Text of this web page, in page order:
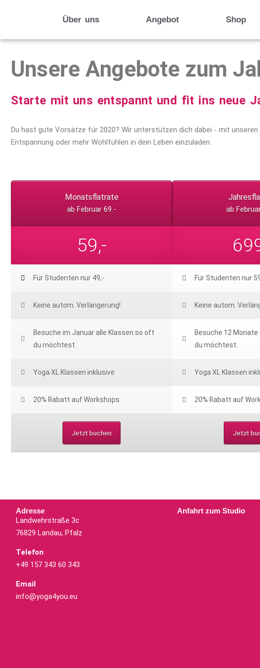
Über uns Angebot Shop
Unsere Angebote zum
Starte mit uns entspannt und fit ins neue
Du hast gute Vorsätze für 2020? Wir unterstützen dich dabei - mit
Entspannung oder mehr Wohlfühlen in dein Leben einzuladen.
Monatsflatrate
ab Februar 69.-
59,-
Für Studenten nur 49,-
Keine autom. Verlängerung!
Besuche im Januar alle Klassen so oft
du möchtest.
Yoga XL Klassen inklusive
20% Rabatt auf Workshops
Jetzt buchen
ab
Für Studenten nur
Keine autom.
Besuche 12
du möchtest.
Yoga XL Klassen
20% Rabatt auf
Jetzt
Adresse
Landwehrstraße 3c
76829 Landau, Pfalz
Telefon
+49 157 343 60 343
Email
info@yoga4you.eu
Anfahrt zum Studio